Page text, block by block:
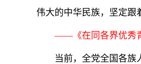
伟大的中华民族，坚定跟
——《在同各界优秀
当前，全党全国各族